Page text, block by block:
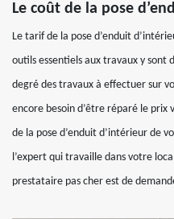
Le coût de la pose
Le tarif de la pose d’enduit
outils essentiels aux travaux y sont
degré des travaux à effectuer sur
encore besoin d’être réparé le prix
de la pose d’enduit d’intérieur de
l’expert qui travaille dans votre
prestataire pas cher est de